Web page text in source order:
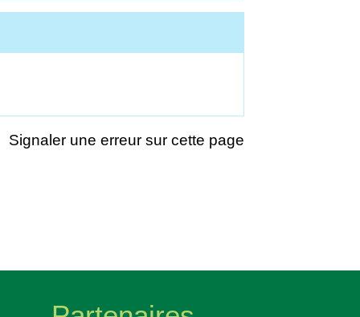
Signaler une erreur sur cette page